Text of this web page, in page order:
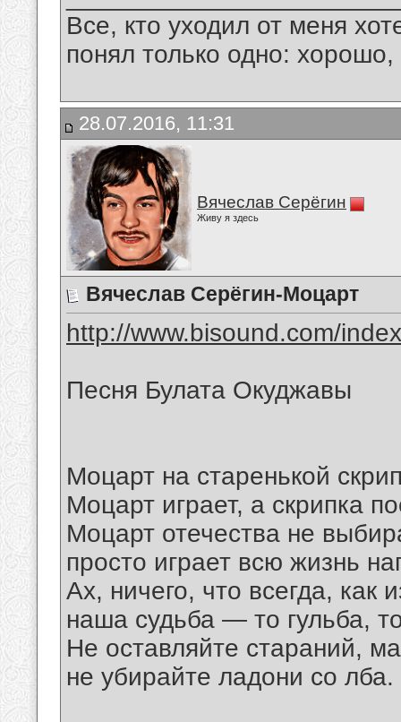
Все, кто уходил от меня
понял только одно:
28.07.2016, 11:31
Вячеслав Серёгин
Живу я здесь
Вячеслав Серёгин-Моцарт
http://www.bisound.com/
Песня Булата Окуджавы
Моцарт на старенькой
Моцарт играет, а скрипка
Моцарт отечества не
просто играет всю жизнь
Ах, ничего, что всегда, как
наша судьба — то гульба,
Не оставляйте стараний,
не убирайте ладони со лба.